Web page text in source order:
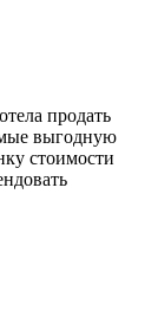
продать
выгодную
стоимости